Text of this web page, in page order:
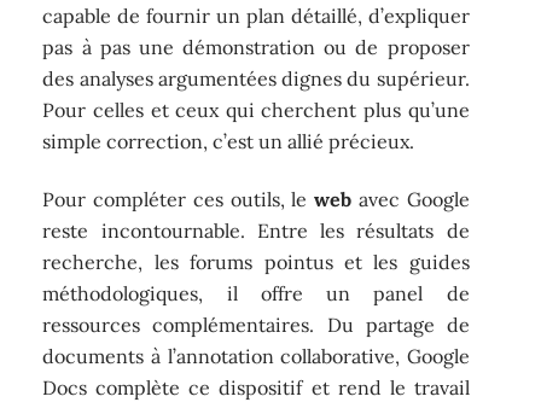
capable de fournir un plan détaillé, d’expliquer
pas à pas une démonstration ou de proposer
des analyses argumentées dignes du supérieur.
Pour celles et ceux qui cherchent plus qu’une
simple correction, c’est un allié précieux.
Pour compléter ces outils, leweb avec Google
reste incontournable. Entre les résultats de
recherche, les forums pointus et les guides
méthodologiques, il offre un panel de
ressources complémentaires. Du partage de
documents à l’annotation collaborative, Google
Docs complète ce dispositif et rend le travail